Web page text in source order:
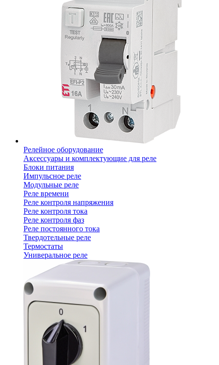
Релейное оборудование
Аксессуары и комплектующие для реле
Блоки питания
Импульсное реле
Модульные реле
Реле времени
Реле контроля напряжения
Реле контроля тока
Реле контроля фаз
Реле постоянного тока
Твердотельные реле
Термостаты
Универальное реле